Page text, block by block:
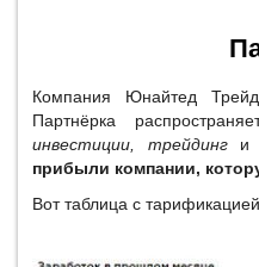
Компания Юнайтед
Партнёрка
инвестиции, трейдинг
прибыли компании,
Вот таблица с